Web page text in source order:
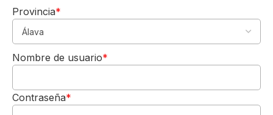
o
k
u
5,00€
DE REGALO
Para tu 1º pedido
Los quiero-->
Provincia*
Nombre de usuario*
Contraseña*